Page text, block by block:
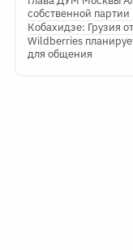
собственной партии
Кобахидзе: Грузия
Wildberries
для общения